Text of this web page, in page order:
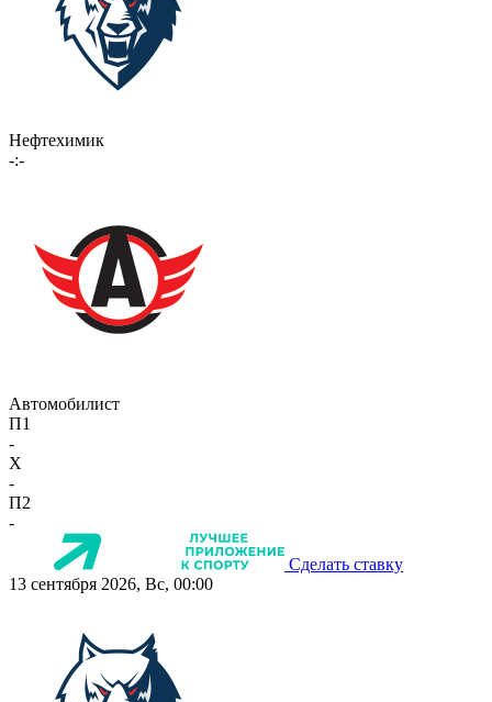
Нефтехимик
-:-
Автомобилист
П1
-
X
-
П2
-
Сделать ставку
13 сентября 2026, Вс, 00:00